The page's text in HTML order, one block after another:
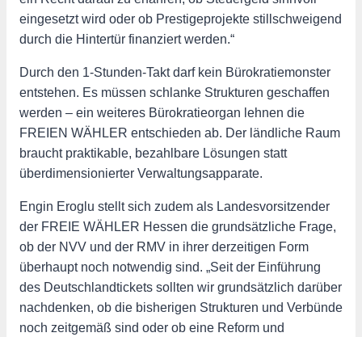
eingesetzt wird oder ob Prestigeprojekte stillschweigend
durch die Hintertür finanziert werden.“
Durch den 1-Stunden-Takt darf kein Bürokratiemonster
entstehen. Es müssen schlanke Strukturen geschaffen
werden – ein weiteres Bürokratieorgan lehnen die
FREIEN WÄHLER entschieden ab. Der ländliche Raum
braucht praktikable, bezahlbare Lösungen statt
überdimensionierter Verwaltungsapparate.
Engin Eroglu stellt sich zudem als Landesvorsitzender
der FREIE WÄHLER Hessen die grundsätzliche Frage,
ob der NVV und der RMV in ihrer derzeitigen Form
überhaupt noch notwendig sind. „Seit der Einführung
des Deutschlandtickets sollten wir grundsätzlich darüber
nachdenken, ob die bisherigen Strukturen und Verbünde
noch zeitgemäß sind oder ob eine Reform und